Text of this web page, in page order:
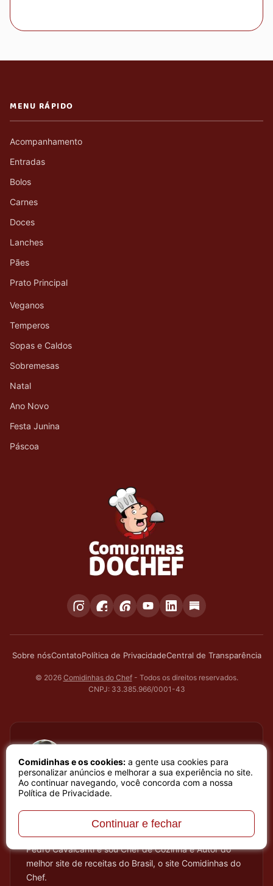
MENU RÁPIDO
Acompanhamento
Entradas
Bolos
Carnes
Doces
Lanches
Pães
Prato Principal
Veganos
Temperos
Sopas e Caldos
Sobremesas
Natal
Ano Novo
Festa Junina
Páscoa
Sobre nósContatoPolítica de PrivacidadeCentral de Transparência
© 2026 Comidinhas do Chef- Todos os direitos reservados.
CNPJ: 33.385.966/0001-43
Chef de Cozinha e Autor do Comidinhas do Chef
Há muitos anos dedico todo meu tempo, carinho e
trabalho é baseado em sentimento de amor e bem
estar que a arte de cozinhar proporciona. Meu nome é
Pedro Cavalcanti e sou Chef de Cozinha e Autor do
melhor site de receitas do Brasil, o site Comidinhas do
Chef.
Comidinhas e os cookies: a gente usa cookies para
personalizar anúncios e melhorar a sua experiência no site.
Ao continuar navegando, você concorda com a nossa
Política de Privacidade.
Continuar e fechar